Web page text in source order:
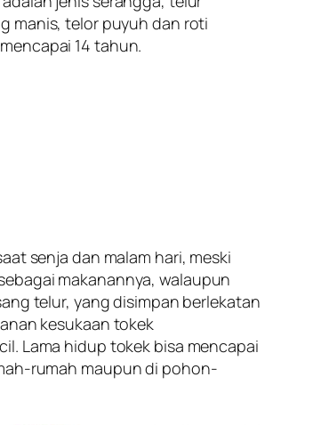
manis, telor puyuh dan roti
14 tahun.
senja dan malam hari, meski
makanannya, walaupun
telur, yang disimpan berlekatan
kesukaan tokek
Lama hidup tokek bisa mencapai
rumah maupun di pohon-